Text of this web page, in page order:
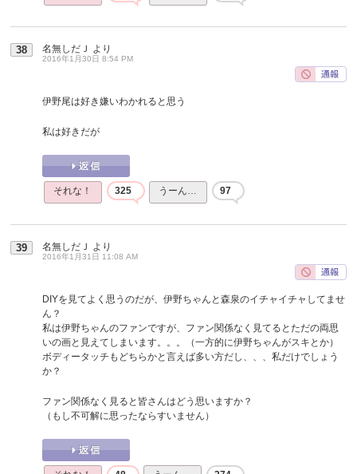
38 名無しだＪ より
2016年1月30日 8:54 PM
伊野尾は好き嫌いわかれると思う
私は好きだが
それな！ 325 うーん… 97
39 名無しだＪ より
2016年1月31日 11:08 AM
DIYを見てよく思うのだが、伊野ちゃんと森泉のイチャイチャしてませ
ん？
私は伊野ちゃんのファンですが、ファン関係なく見てるとただの両思
いの画と見えてしまいます。。。（一方的に伊野ちゃんがスキとか）
ボディータッチもどちらかと言えば多い方だし、、、私だけでしょう
か？
ファン関係なく見ると皆さんはどう思いますか？
（もし不可解に思ったならすいません）